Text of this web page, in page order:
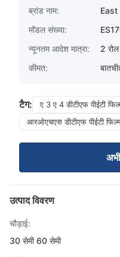
ब्रांड नाम:
East
मॉडल संख्या:
न्यूनतम आदेश मात्रा:
2 रोल
कीमत:
टैग: ए 3 ए 4 डीटीएफ पीईटी
आरओएचएस डीटीएफ पीईटी
उत्पाद विवरण
चौड़ाई:
30 सेमी 60 सेमी